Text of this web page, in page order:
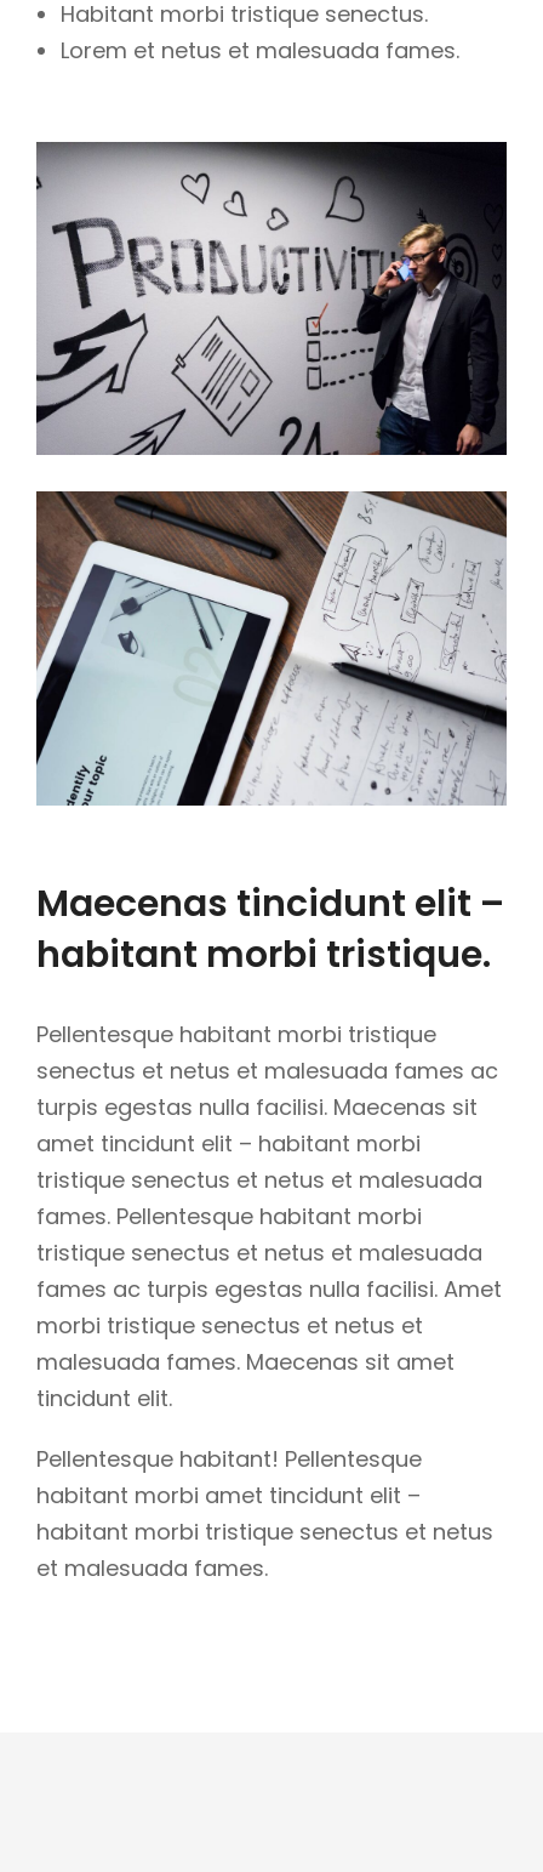
Habitant morbi tristique senectus.
Lorem et netus et malesuada fames.
Maecenas tincidunt elit –
habitant morbi tristique.
Pellentesque habitant morbi tristique
senectus et netus et malesuada fames ac
turpis egestas nulla facilisi. Maecenas sit
amet tincidunt elit – habitant morbi
tristique senectus et netus et malesuada
fames. Pellentesque habitant morbi
tristique senectus et netus et malesuada
fames ac turpis egestas nulla facilisi. Amet
morbi tristique senectus et netus et
malesuada fames. Maecenas sit amet
tincidunt elit.
Pellentesque habitant! Pellentesque
habitant morbi amet tincidunt elit –
habitant morbi tristique senectus et netus
et malesuada fames.